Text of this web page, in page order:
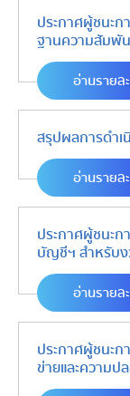
ประกาศผู้ชนะ
ฐานความสัมพั
อ่านรายล
สรุปผลการดำ
อ่านรายล
ประกาศผู้ชนะ
บัญชีฯ สำหรับ
อ่านรายล
ประกาศผู้ชนะก
ข่ายและความ